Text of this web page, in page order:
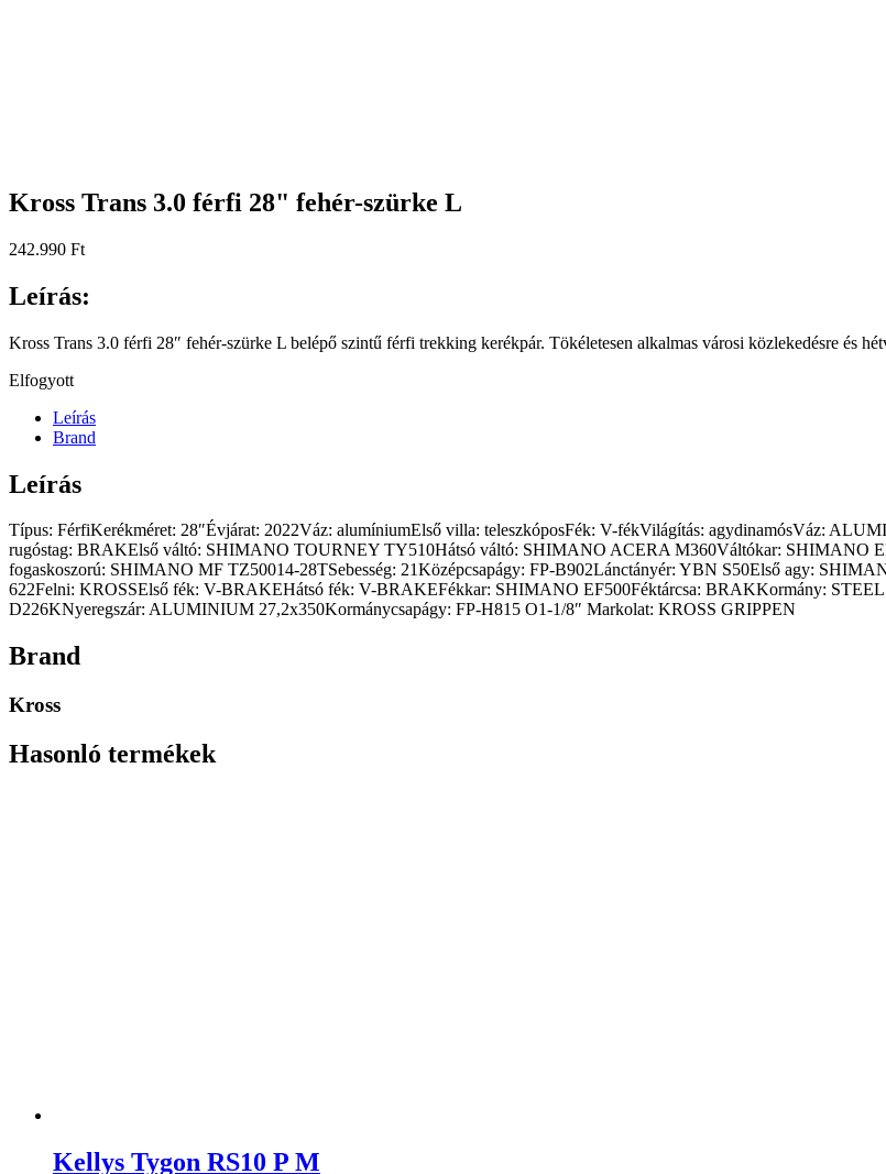
Kross Trans 3.0 férfi 28" fehér-szürke L
242.990 Ft
Leírás:
Kross Trans 3.0 férfi 28″ fehér-szürke L belépő szintű férfi trekking kerékpár. Tökéletesen alkalmas városi közlekedésre és
Elfogyott
Leírás
Brand
Leírás
Típus: FérfiKerékméret: 28″Évjárat: 2022Váz: alumíniumElső villa: teleszkóposFék: V-fékVilágítás: agydinamósVáz:
rugóstag: BRAKElső váltó: SHIMANO TOURNEY TY510Hátsó váltó: SHIMANO ACERA M360Váltókar: SHIMANO
fogaskoszorú: SHIMANO MF TZ50014-28TSebesség: 21Középcsapágy: FP-B902Lánctányér: YBN S50Első agy:
622Felni: KROSSElső fék: V-BRAKEHátsó fék: V-BRAKEFékkar: SHIMANO EF500Féktárcsa: BRAKKormány:
D226KNyeregszár: ALUMINIUM 27,2x350Kormánycsapágy: FP-H815 O1-1/8″ Markolat: KROSS GRIPPEN
Brand
Kross
Hasonló termékek
Kellys Tygon RS10 P M